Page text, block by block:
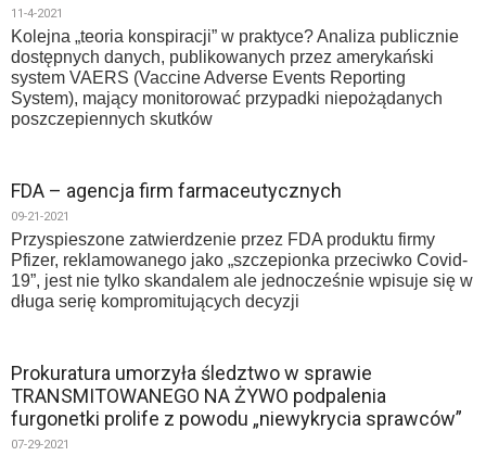
11-4-2021
Kolejna „teoria konspiracji” w praktyce? Analiza publicznie
dostępnych danych, publikowanych przez amerykański
system VAERS (Vaccine Adverse Events Reporting
System), mający monitorować przypadki niepożądanych
poszczepiennych skutków
FDA – agencja firm farmaceutycznych
09-21-2021
Przyspieszone zatwierdzenie przez FDA produktu firmy
Pfizer, reklamowanego jako „szczepionka przeciwko Covid-
19”, jest nie tylko skandalem ale jednocześnie wpisuje się w
długa serię kompromitujących decyzji
Prokuratura umorzyła śledztwo w sprawie
TRANSMITOWANEGO NA ŻYWO podpalenia
furgonetki prolife z powodu „niewykrycia sprawców”
07-29-2021